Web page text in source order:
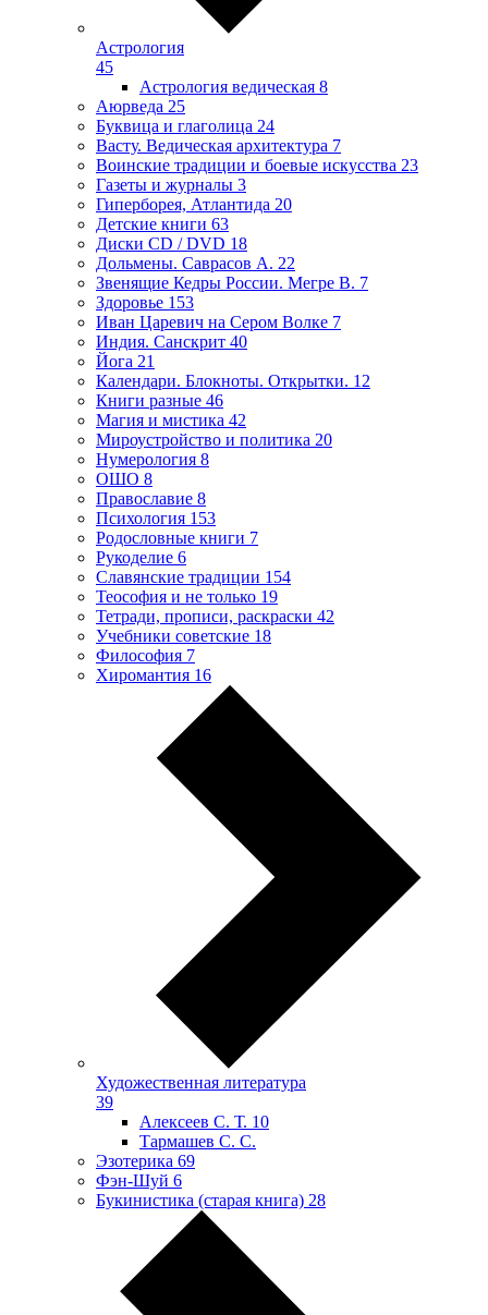
Астрология
45
Астрология ведическая 8
Аюрведа 25
Буквица и глаголица 24
Васту. Ведическая архитектура 7
Воинские традиции и боевые искусства 23
Газеты и журналы 3
Гиперборея, Атлантида 20
Детские книги 63
Диски CD / DVD 18
Дольмены. Саврасов А. 22
Звенящие Кедры России. Мегре В. 7
Здоровье 153
Иван Царевич на Сером Волке 7
Индия. Санскрит 40
Йога 21
Календари. Блокноты. Открытки. 12
Книги разные 46
Магия и мистика 42
Мироустройство и политика 20
Нумерология 8
ОШО 8
Православие 8
Психология 153
Родословные книги 7
Рукоделие 6
Славянские традиции 154
Теософия и не только 19
Тетради, прописи, раскраски 42
Учебники советские 18
Философия 7
Хиромантия 16
Художественная литература
39
Алексеев С. Т. 10
Тармашев С. С.
Эзотерика 69
Фэн-Шуй 6
Букинистика (старая книга) 28